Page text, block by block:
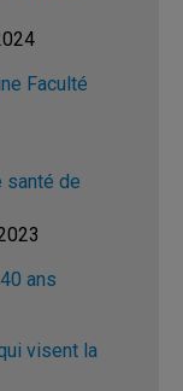
Faculté
santé de
ans
visent la